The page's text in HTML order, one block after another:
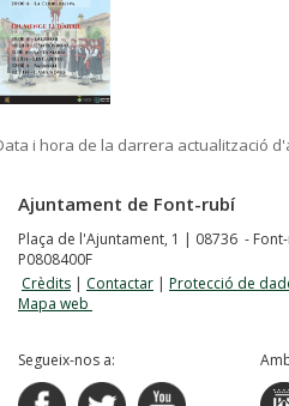
i hora de la darrera actualització
Ajuntament de Font-rubí
Plaça de l'Ajuntament, 1 | 08736 -
P0808400F
Crèdits | Contactar | Protecció de
Mapa web
Segueix-nos a: